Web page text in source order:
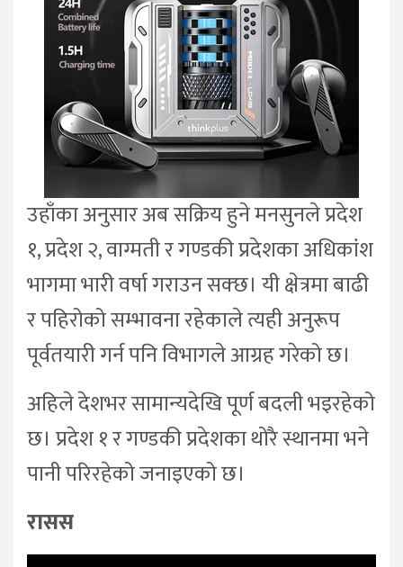
उहाँका अनुसार अब सक्रिय हुने मनसुनले प्रदेश
१, प्रदेश २, वाग्मती र गण्डकी प्रदेशका अधिकांश
भागमा भारी वर्षा गराउन सक्छ। यी क्षेत्रमा बाढी
र पहिरोको सम्भावना रहेकाले त्यही अनुरूप
पूर्वतयारी गर्न पनि विभागले आग्रह गरेको छ।
अहिले देशभर सामान्यदेखि पूर्ण बदली भइरहेको
छ। प्रदेश १ र गण्डकी प्रदेशका थोरै स्थानमा भने
पानी परिरहेको जनाइएको छ।
रासस